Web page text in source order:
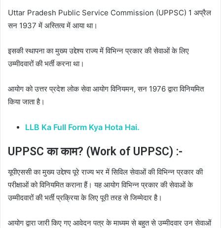
Uttar Pradesh Public Service Commission (UPPSC) 1 अप्रैल
सन 1937 में अस्तित्व में आया था।
इसकी स्थापना का मुख्य उद्देश्य राज्य में विभिन्न प्रकार की सेवाओं के लिए
उम्मीदवारों की भर्ती करना था।
आयोग को उत्तर प्रदेश लोक सेवा आयोग विनियमन, सन 1976 द्वारा विनियमित
किया जाता है।
LLB Ka Full Form Kya Hota Hai.
UPPSC का काम? (Work of UPPSC) :-
यूपीएससी का मुख्य उद्देश्य पूरे राज्य भर में सिविल सेवाओं की विभिन्न प्रकार की
परीक्षाओं को विनियमित कराना हैं। यह आयोग विभिन्न प्रकार की सेवाओं के
उम्मीदवारों की भर्ती प्रक्रिया के लिए पूरी तरह से जिम्मेदार है।
आयोग द्वारा जारी किए गए आवेदन पत्र के माध्यम से बहुत से उम्मीदवार उन सेवाओं